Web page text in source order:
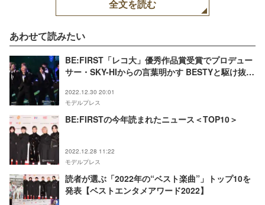
全文を読む
あわせて読みたい
BE:FIRST「レコ大」優秀作品賞受賞でプロデュー
サー・SKY-HIからの言葉明かす BESTYと駆け抜け
2022.12.30 20:01
モデルプレス
BE:FIRSTの今年読まれたニュース＜TOP10＞
2022.12.28 11:22
モデルプレス
読者が選ぶ「2022年の“ベスト楽曲”」トップ10を
発表【ベストエンタメアワード2022】